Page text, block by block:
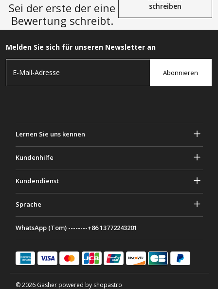
Sei der erste der eine
Bewertung schreibt.
schreiben
Melden Sie sich für unseren Newsletter an
Abonnieren
Lernen Sie uns kennen
Geschäftsbedingungen
Kundenhilfe
Kontaktiere uns
Kundendienst
Zahlungsmethoden
Sprache
Français
日本語
WhatsApp (Tom) --------+86 13772243201
© 2026 Gasher powered by shopastro